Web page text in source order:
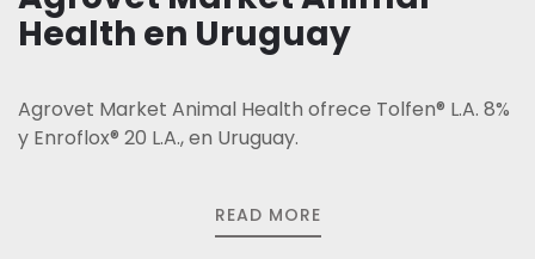
Health en Uruguay
Agrovet Market Animal Health ofrece Tolfen® L.A. 8%
y Enroflox® 20 L.A., en Uruguay.
READ MORE